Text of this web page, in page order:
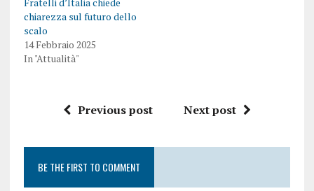
chiarezza sul futuro dello
scalo
14 Febbraio 2025
In "Attualità"
Previous post Next post
BE THE FIRST TO COMMENT